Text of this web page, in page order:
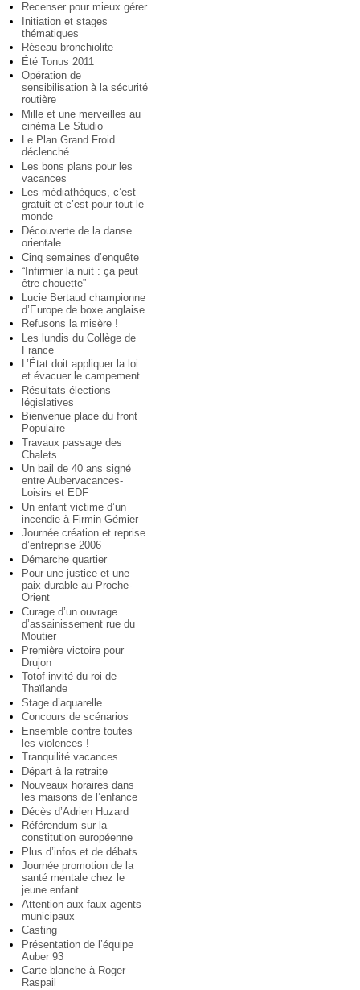
Recenser pour mieux gérer
Initiation et stages
thématiques
Réseau bronchiolite
Été Tonus 2011
Opération de
sensibilisation à la sécurité
routière
Mille et une merveilles au
cinéma Le Studio
Le Plan Grand Froid
déclenché
Les bons plans pour les
vacances
Les médiathèques, c’est
gratuit et c’est pour tout le
monde
Découverte de la danse
orientale
Cinq semaines d’enquête
“Infirmier la nuit : ça peut
être chouette”
Lucie Bertaud championne
d’Europe de boxe anglaise
Refusons la misère !
Les lundis du Collège de
France
L’État doit appliquer la loi
et évacuer le campement
Résultats élections
législatives
Bienvenue place du front
Populaire
Travaux passage des
Chalets
Un bail de 40 ans signé
entre Aubervacances-
Loisirs et EDF
Un enfant victime d’un
incendie à Firmin Gémier
Journée création et reprise
d’entreprise 2006
Démarche quartier
Pour une justice et une
paix durable au Proche-
Orient
Curage d’un ouvrage
d’assainissement rue du
Moutier
Première victoire pour
Drujon
Totof invité du roi de
Thaïlande
Stage d’aquarelle
Concours de scénarios
Ensemble contre toutes
les violences !
Tranquilité vacances
Départ à la retraite
Nouveaux horaires dans
les maisons de l’enfance
Décès d’Adrien Huzard
Référendum sur la
constitution européenne
Plus d’infos et de débats
Journée promotion de la
santé mentale chez le
jeune enfant
Attention aux faux agents
municipaux
Casting
Présentation de l’équipe
Auber 93
Carte blanche à Roger
Raspail